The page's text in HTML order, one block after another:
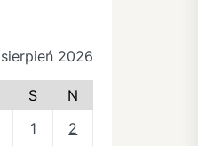
sierpień 2026
S
N
1
2